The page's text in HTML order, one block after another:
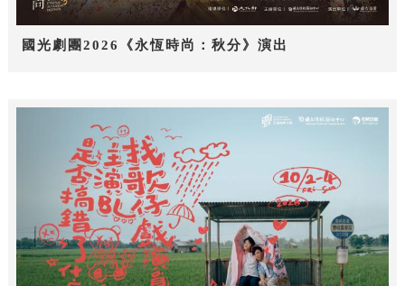
國光劇團2026《永恆時尚：秋分》演出